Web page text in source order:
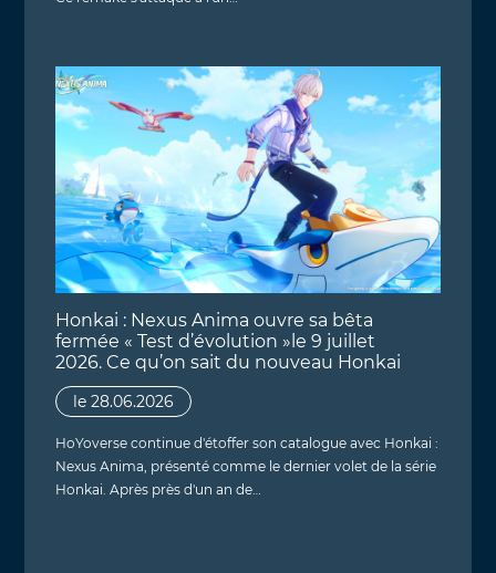
Honkai : Nexus Anima ouvre sa bêta
fermée « Test d’évolution »le 9 juillet
2026. Ce qu’on sait du nouveau Honkai
le 28.06.2026
HoYoverse continue d'étoffer son catalogue avec Honkai :
Nexus Anima, présenté comme le dernier volet de la série
Honkai. Après près d'un an de…